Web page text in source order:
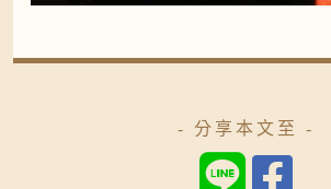
- 分享本文至 -